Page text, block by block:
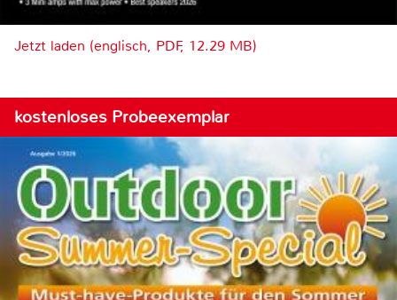
Jetzt laden (englisch, PDF, 12.29 MB)
kostenloses Probeexemplar